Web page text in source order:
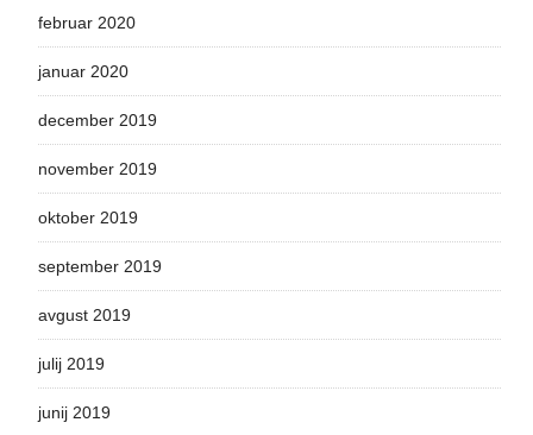
februar 2020
januar 2020
december 2019
november 2019
oktober 2019
september 2019
avgust 2019
julij 2019
junij 2019